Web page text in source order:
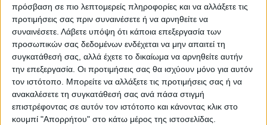
πρόσβαση σε πιο λεπτομερείς πληροφορίες και να αλλάξετε τις
προτιμήσεις σας πριν συναινέσετε ή να αρνηθείτε να
συναινέσετε. Λάβετε υπόψη ότι κάποια επεξεργασία των
προσωπικών σας δεδομένων ενδέχεται να μην απαιτεί τη
συγκατάθεσή σας, αλλά έχετε το δικαίωμα να αρνηθείτε αυτήν
την επεξεργασία. Οι προτιμήσεις σας θα ισχύουν μόνο για αυτόν
τον ιστότοπο. Μπορείτε να αλλάξετε τις προτιμήσεις σας ή να
ανακαλέσετε τη συγκατάθεσή σας ανά πάσα στιγμή
επιστρέφοντας σε αυτόν τον ιστότοπο και κάνοντας κλικ στο
κουμπί "Απορρήτου" στο κάτω μέρος της ιστοσελίδας.
Και ενώ οι αγρότες κλιμακώνουν τις
κινητοποιήσεις τους, παρά την συνάντηση
με τον πρωθυπουργό και τους
συναρμόδιους υπουργούς στο Μαξίμου, η
κυβέρνηση επιμένει πως δεν υπάρχει άλλος
δημοσιονομικός χώρος για πρόσθετες
παροχές.